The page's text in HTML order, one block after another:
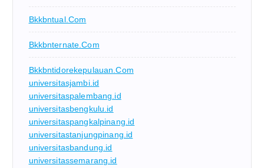
Bkkbntual.com
Bkkbnternate.com
Bkkbntidorekepulauan.com
universitasjambi.id
universitaspalembang.id
universitasbengkulu.id
universitaspangkalpinang.id
universitastanjungpinang.id
universitasbandung.id
universitassemarang.id